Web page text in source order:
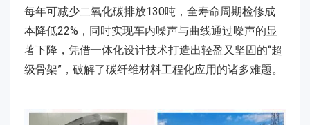
每年可减少二氧化碳排放130吨，全寿命周期检修成
本降低22%，同时实现车内噪声与曲线通过噪声的显
著下降，凭借一体化设计技术打造出轻盈又坚固的“超
级骨架”，破解了碳纤维材料工程化应用的诸多难题。